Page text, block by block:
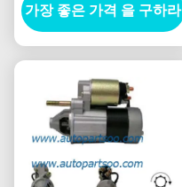
가장 좋은 가격 을 구하라